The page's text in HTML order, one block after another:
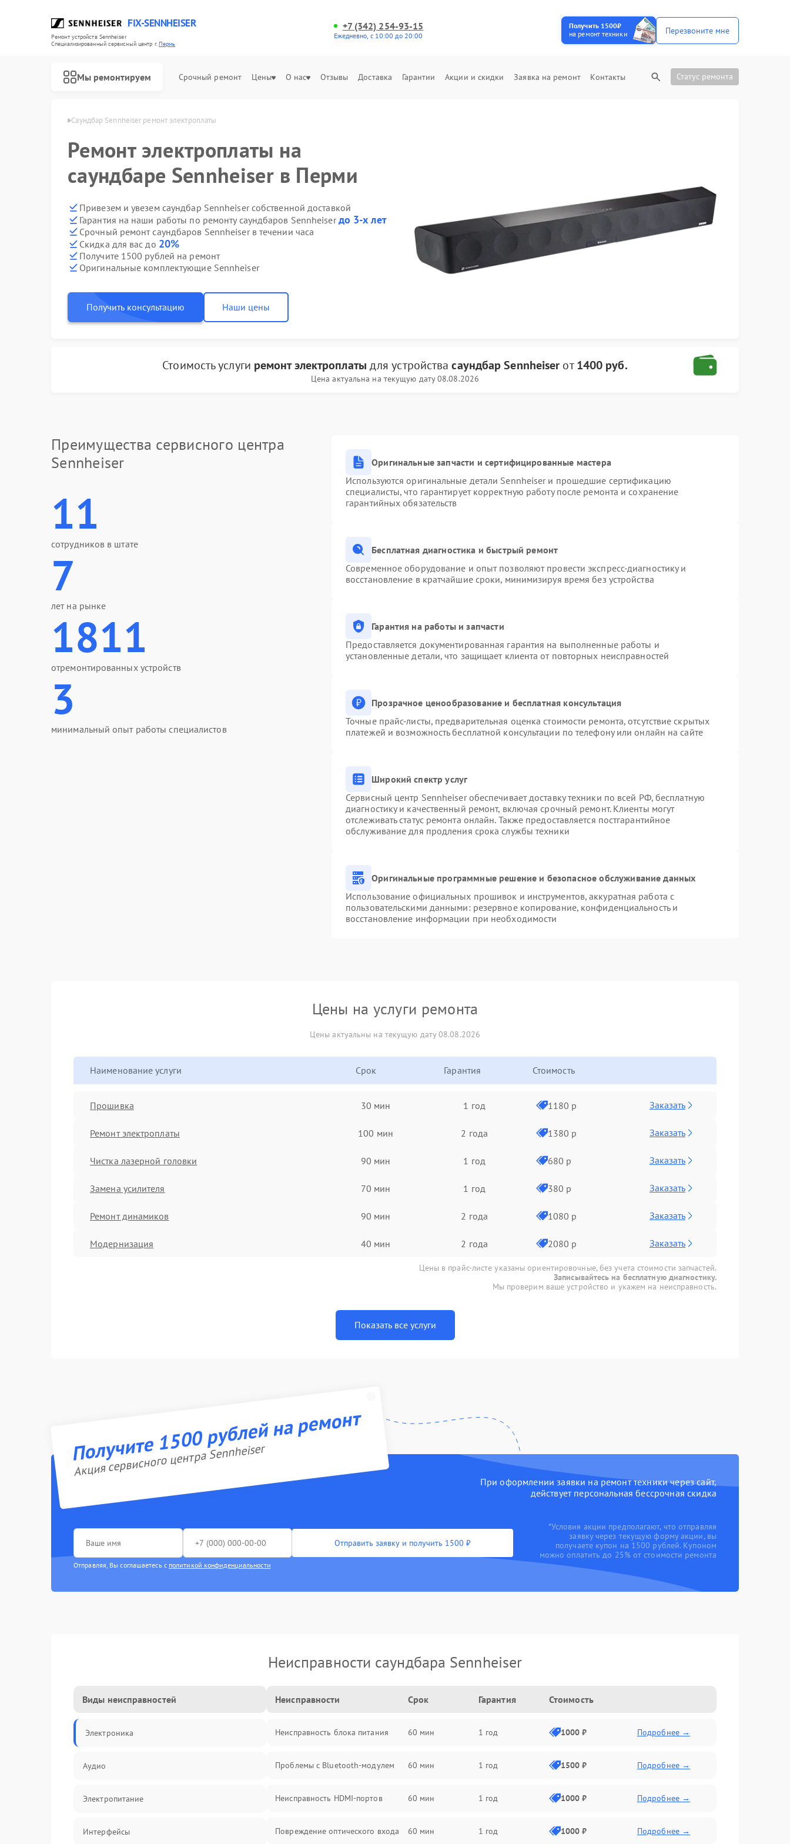
FIX-SENNHEISER
Ремонт устройств Sennheiser
Специализированный cервисный центр г.Пермь
+7 (342) 254-93-15
Ежедневно, с 10:00 до 20:00
Получить 1500₽
на ремонт техники
Перезвоните мне
Мы ремонтируем Срочный ремонт Цены О нас Отзывы Доставка Гарантии Акции и скидки Заявка на ремонт Контакты Статус ремонта
в Перми Саундбар Sennheiser ремонт электроплаты
Ремонт электроплаты на
саундбаре Sennheiser в Перми
Привезем и увезем саундбар Sennheiser собственной доставкой
Гарантия на наши работы по ремонту саундбаров Sennheiserдо 3-х лет
Срочный ремонт саундбаров Sennheiser в течении часа
Скидка для вас до 20%
Получите 1500 рублей на ремонт
Оригинальные комплектующие Sennheiser
Получить консультацию Наши цены
Стоимость услуги ремонт электроплаты для устройствасаундбар Sennheiser от1400 руб.
Цена актуальна на текущую дату 08.08.2026
Преимущества сервисного центра
Sennheiser
11
сотрудников в штате
7
лет на рынке
1811
отремонтированных устройств
3
минимальный опыт работы специалистов
Оригинальные запчасти и сертифицированные мастера
Используются оригинальные детали Sennheiser и прошедшие сертификацию
специалисты, что гарантирует корректную работу после ремонта и сохранение
гарантийных обязательств
Бесплатная диагностика и быстрый ремонт
Современное оборудование и опыт позволяют провести экспресс-диагностику и
восстановление в кратчайшие сроки, минимизируя время без устройства
Гарантия на работы и запчасти
Предоставляется документированная гарантия на выполненные работы и
установленные детали, что защищает клиента от повторных неисправностей
Прозрачное ценообразование и бесплатная консультация
Точные прайс-листы, предварительная оценка стоимости ремонта, отсутствие скрытых
платежей и возможность бесплатной консультации по телефону или онлайн на сайте
Широкий спектр услуг
Сервисный центр Sennheiser обеспечивает доставку техники по всей РФ, бесплатную
диагностику и качественный ремонт, включая срочный ремонт. Клиенты могут
отслеживать статус ремонта онлайн. Также предоставляется постгарантийное
обслуживание для продления срока службы техники
Оригинальные программные решение и безопасное обслуживание данных
Использование официальных прошивок и инструментов, аккуратная работа с
пользовательскими данными: резервное копирование, конфиденциальность и
восстановление информации при необходимости
Цены на услуги ремонта
Цены актуальны на текущую дату 08.08.2026
Наименование услуги Срок Гарантия Стоимость
Прошивка 30 мин 1 год 1180 р Заказать
Ремонт электроплаты 100 мин 2 года 1380 р Заказать
Чистка лазерной головки 90 мин 1 год 680 р Заказать
Замена усилителя 70 мин 1 год 380 р Заказать
Ремонт динамиков 90 мин 2 года 1080 р Заказать
Модернизация 40 мин 2 года 2080 р Заказать
Цены в прайс-листе указаны ориентировочные, без учета стоимости запчастей.
Записывайтесь на бесплатную диагностику.
Мы проверим ваше устройство и укажем на неисправность.
Показать все услуги
Получите 1500 рублей на ремонт
Акция сервисного центра Sennheiser
При оформлении заявки на ремонт техники через сайт,
действует персональная бессрочная скидка
Отправить заявку и получить 1500 ₽
Отправляя, Вы соглашаетесь с политикой конфиденциальности
*Условия акции предполагают, что отправляя
заявку через текущую форму акции, вы
получаете купон на 1500 рублей. Купоном
можно оплатить до 25% от стоимости ремонта
Неисправности саундбара Sennheiser
Виды неисправностей
Электроника
Аудио
Электропитание
Интерфейсы
Неисправности Срок Гарантия Стоимость
Неисправность блока питания 60 мин 1 год 1000 ₽ Подробнее →
Проблемы с Bluetooth-модулем 60 мин 1 год 1500 ₽ Подробнее →
Неисправность HDMI-портов 60 мин 1 год 1000 ₽ Подробнее →
Повреждение оптического входа 60 мин 1 год 1000 ₽ Подробнее →